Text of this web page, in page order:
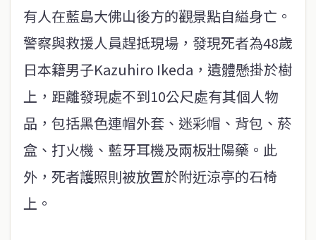
有人在藍島大佛山後方的觀景點自縊身亡。
警察與救援人員趕抵現場，發現死者為48歲
日本籍男子Kazuhiro Ikeda，遺體懸掛於樹
上，距離發現處不到10公尺處有其個人物
品，包括黑色連帽外套、迷彩帽、背包、菸
盒、打火機、藍牙耳機及兩板壯陽藥。此
外，死者護照則被放置於附近涼亭的石椅
上。